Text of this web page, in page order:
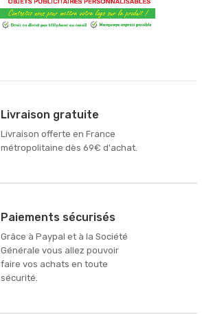
Livraison gratuite
Livraison offerte en France
métropolitaine dès 69€ d'achat.
Paiements sécurisés
Grâce à Paypal et à la Société
Générale vous allez pouvoir
faire vos achats en toute
sécurité.